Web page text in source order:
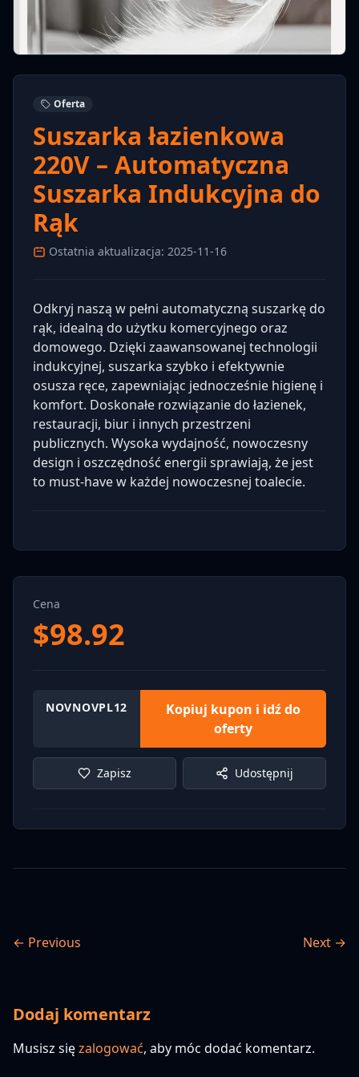
Oferta
Suszarka łazienkowa
220V – Automatyczna
Suszarka Indukcyjna do
Rąk
Ostatnia aktualizacja: 2025-11-16
Odkryj naszą w pełni automatyczną suszarkę do
rąk, idealną do użytku komercyjnego oraz
domowego. Dzięki zaawansowanej technologii
indukcyjnej, suszarka szybko i efektywnie
osusza ręce, zapewniając jednocześnie higienę i
komfort. Doskonałe rozwiązanie do łazienek,
restauracji, biur i innych przestrzeni
publicznych. Wysoka wydajność, nowoczesny
design i oszczędność energii sprawiają, że jest
to must-have w każdej nowoczesnej toalecie.
Cena
$98.92
NOVNOVPL12
Kopiuj kupon i idź do
oferty
Zapisz Udostępnij
← Previous Next →
Dodaj komentarz
Musisz sięzalogować, aby móc dodać komentarz.